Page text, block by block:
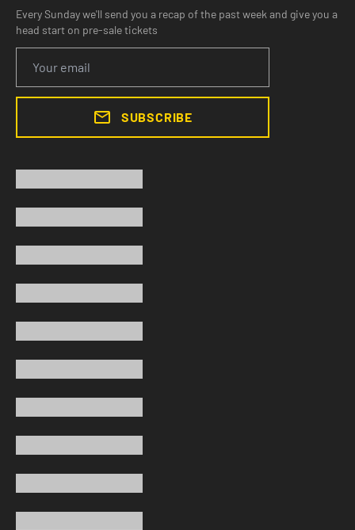
Every Sunday we'll send you a recap of the past week and give you a
head start on pre-sale tickets
SUBSCRIBE